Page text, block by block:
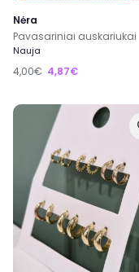
Nėra
Pavasariniai auskariukai
Nauja
4,00€ 4,87€